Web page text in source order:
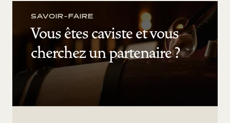
SAVOIR-FAIRE
Vous êtes caviste et vous
cherchez un partenaire ?